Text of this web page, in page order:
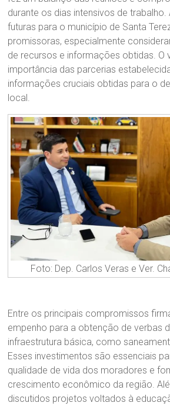
durante os dias intensivos de
futuras para o município de Santa
promissoras, especialmente
de recursos e informações obtidas. O
importância das parcerias
informações cruciais obtidas para o
local.
Foto: Dep. Carlos Veras e Ver.
Entre os principais compromissos
empenho para a obtenção de verbas
infraestrutura básica, como
Esses investimentos são essenciais
qualidade de vida dos moradores e
crescimento econômico da região.
discutidos projetos voltados à